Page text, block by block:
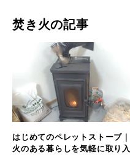
焚き火の記事
はじめてのペレットストーブ｜
火のある暮らしを気軽に取り入